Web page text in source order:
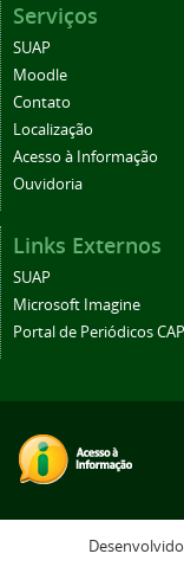
Serviços
SUAP
Moodle
Contato
Localização
Acesso à Informação
Ouvidoria
Links Externos
SUAP
Microsoft Imagine
Portal de Periódicos